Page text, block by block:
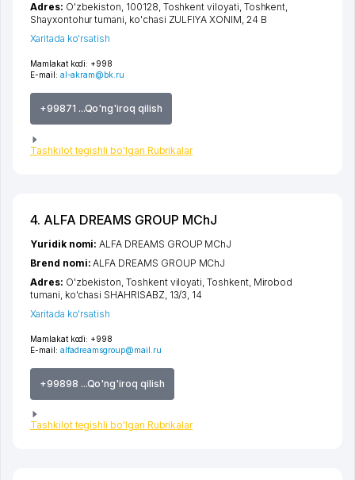
Mamlakat kodi: +998
E-mail: al-akram@bk.ru
+99871 ...Qo'ng'iroq qilish
Tashkilot tegishli bo'lgan Rubrikalar
Adres: O'zbekiston, 100128, Toshkent viloyati, Toshkent,
Shayxontohur tumani, ko'chasi ZULFIYA XONIM, 24 B
Xaritada ko'rsatish
4. ALFA DREAMS GROUP MChJ
Mamlakat kodi: +998
E-mail: alfadreamsgroup@mail.ru
+99898 ...Qo'ng'iroq qilish
Tashkilot tegishli bo'lgan Rubrikalar
Yuridik nomi:ALFA DREAMS GROUP MChJ
Brend nomi:ALFA DREAMS GROUP MChJ
Adres: O'zbekiston,Toshkent viloyati ,Toshkent, Mirobod
tumani ko'chasi SHAHRISABZ , 13/3, 14
Xaritada ko'rsatish